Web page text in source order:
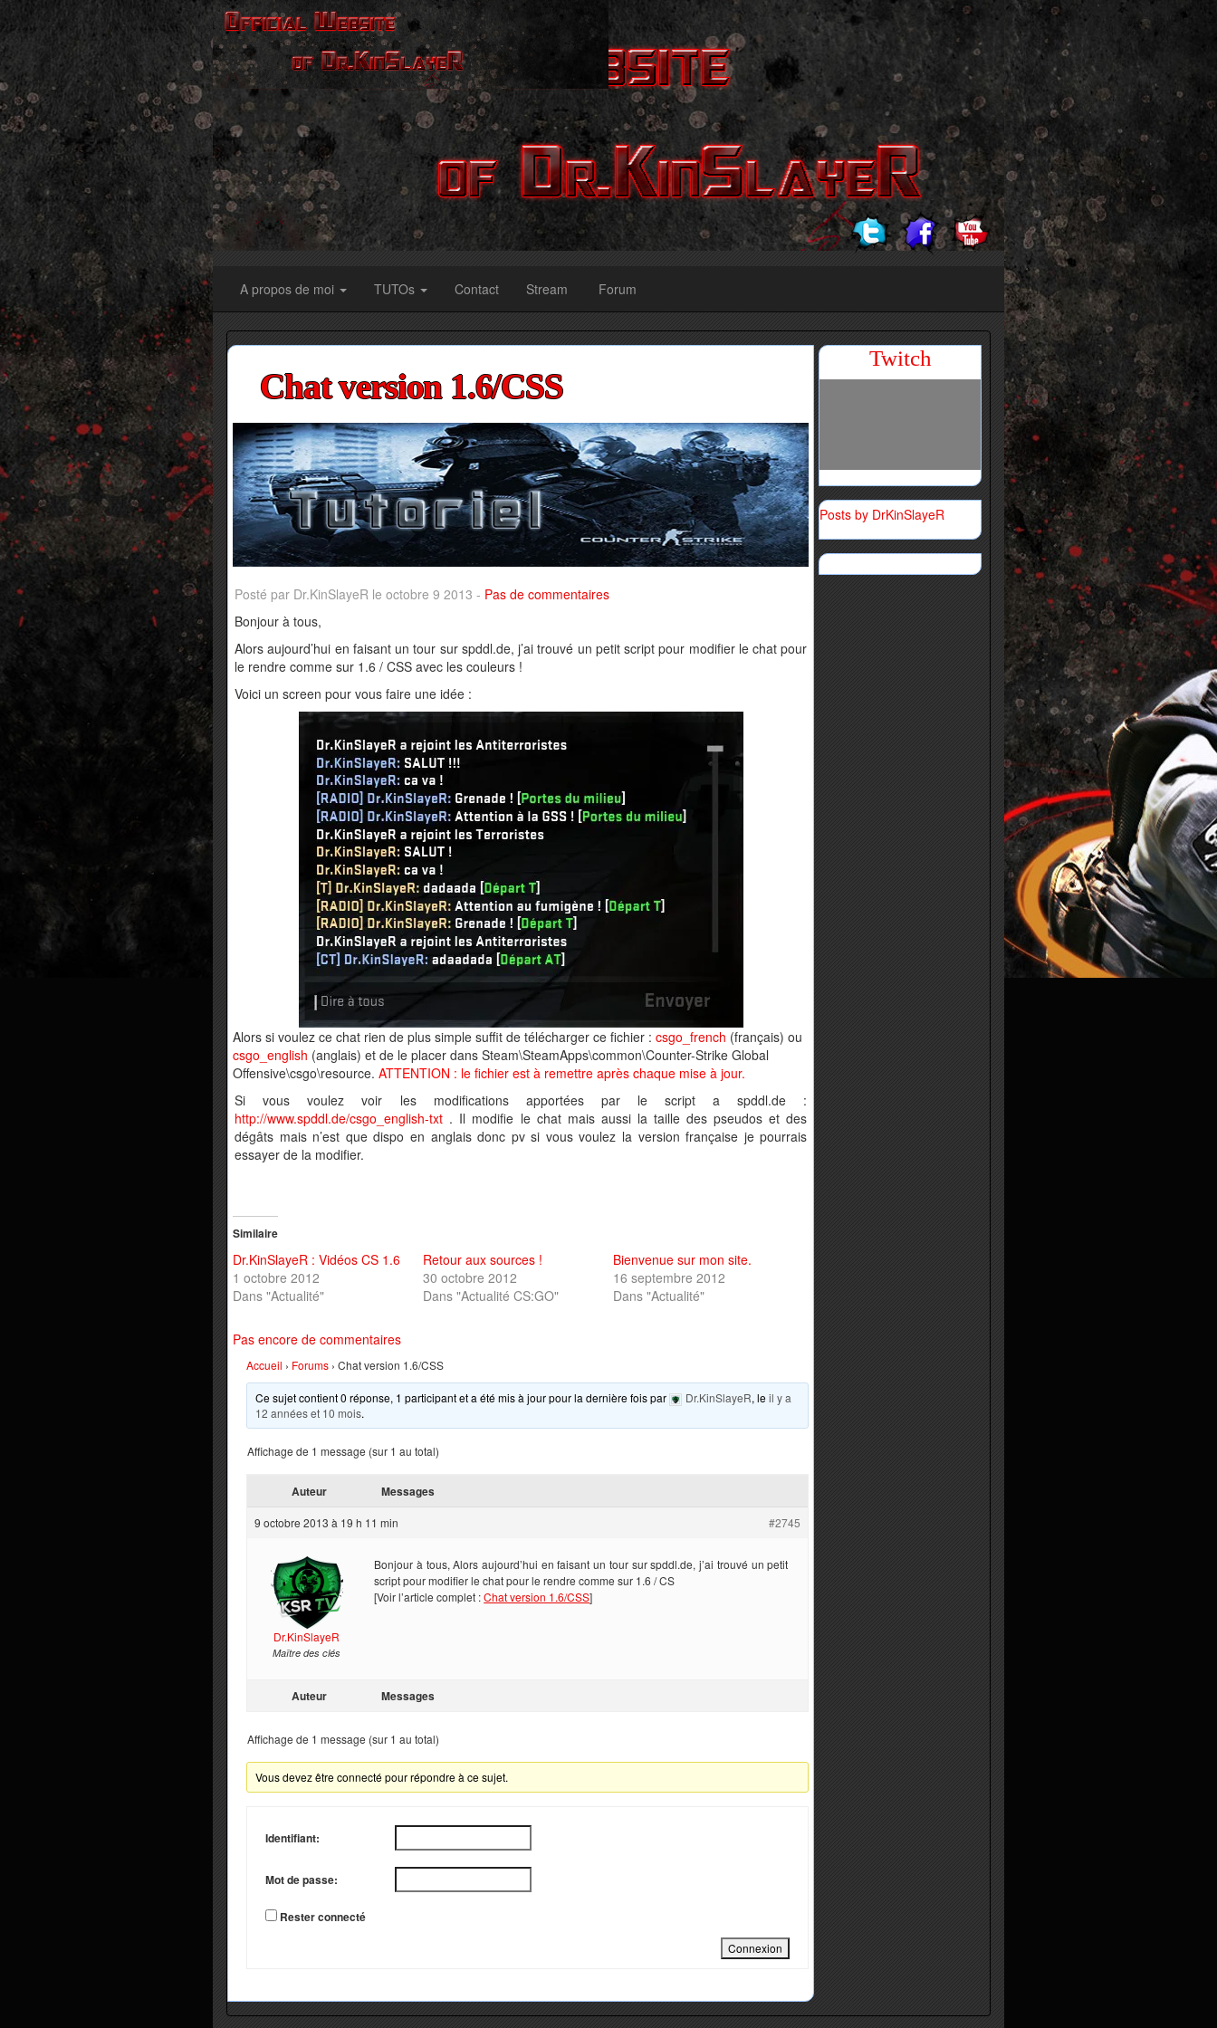
A propos de moi TUTOs Contact Stream Forum
Chat version 1.6/CSS
Posté par Dr.KinSlayeR le octobre 9 2013 - Pas de commentaires
Bonjour à tous,
Alors aujourd’hui en faisant un tour sur spddl.de, j’ai trouvé un petit script pour modifier le chat pour
le rendre comme sur 1.6 / CSS avec les couleurs !
Voici un screen pour vous faire une idée :
Alors si voulez ce chat rien de plus simple suffit de télécharger ce fichier :csgo_french (français) ou
csgo_english (anglais) et de le placer dans Steam\SteamApps\common\Counter-Strike Global
Offensive\csgo\resource.ATTENTION : le fichier est à remettre après chaque mise à jour.
Si vous voulez voir les modifications apportées par le script a spddl.de :
http://www.spddl.de/csgo_english-txt . Il modifie le chat mais aussi la taille des pseudos et des
dégâts mais n’est que dispo en anglais donc pv si vous voulez la version française je pourrais
essayer de la modifier.
Similaire
Dr.KinSlayeR : Vidéos CS 1.6
1 octobre 2012
Dans "Actualité"
Retour aux sources !
30 octobre 2012
Dans "Actualité CS:GO"
Bienvenue sur mon site.
16 septembre 2012
Dans "Actualité"
Pas encore de commentaires
Accueil › Forums › Chat version 1.6/CSS
Ce sujet contient 0 réponse, 1 participant et a été mis à jour pour la dernière fois par Dr.KinSlayeR, leil y a
12 années et 10 mois.
Affichage de 1 message (sur 1 au total)
Auteur Messages
9 octobre 2013 à 19 h 11 min #2745
Dr.KinSlayeR
Maître des clés
Bonjour à tous, Alors aujourd’hui en faisant un tour sur spddl.de, j’ai trouvé un petit
script pour modifier le chat pour le rendre comme sur 1.6 / CS
[Voir l’article complet :Chat version 1.6/CSS]
Auteur Messages
Affichage de 1 message (sur 1 au total)
Vous devez être connecté pour répondre à ce sujet.
Identifiant:
Mot de passe:
Rester connecté
Connexion
Twitch
Posts by DrKinSlayeR